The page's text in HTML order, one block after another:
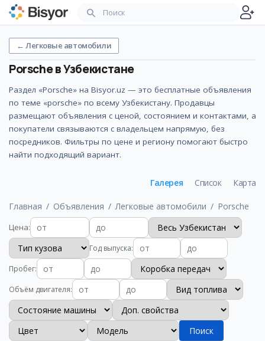
←Легковые автомобили
Porscheв Узбекистане
Раздел «Porsche» на Bisyor.uz — это бесплатные объявления
по теме «porsche» по всему Узбекистану. Продавцы
размещают объявления с ценой, состоянием и контактами, а
покупатели связываются с владельцем напрямую, без
посредников. Фильтры по цене и региону помогают быстро
найти подходящий вариант.
Главная Объявления Легковые автомобили Porsche
Галерея Список Карта
Цена:
Год выпуска:
Пробег:
Объём двигателя:
Поиск